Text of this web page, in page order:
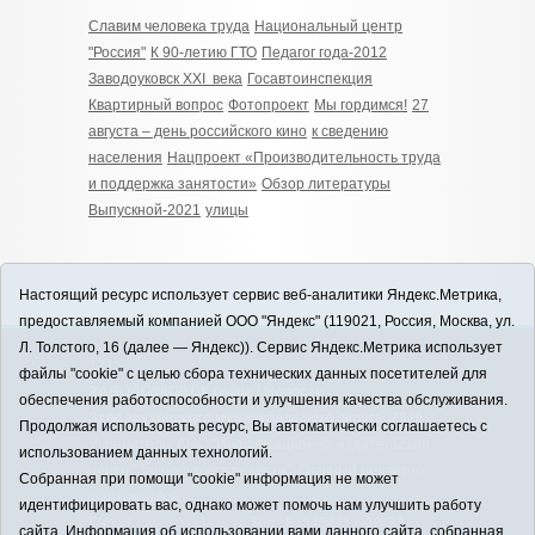
Славим человека труда Национальный центр
"Россия" К 90-летию ГТО Педагог года-2012
Заводоуковск XXI века Госавтоинспекция
Квартирный вопрос Фотопроект Мы гордимся! 27
августа – день российского кино к сведению
населения Нацпроект «Производительность труда
и поддержка занятости» Обзор литературы
Выпускной-2021 улицы
12+
ЗАВОДОУКОВСК online / Новости
Заводоуковского муниципального округа, 2026
Учредитель: АНО "Информационно-издательский
центр "Заводоуковские вести". Главный редактор:
E-mail:
zavest@obl72.ru Тел.: 8 (34542) 2-10-33
Настоящий ресурс использует сервис веб-аналитики Яндекс.Метрика,
предоставляемый компанией ООО "Яндекс" (119021, Россия, Москва, ул.
Л. Толстого, 16 (далее — Яндекс)). Сервис Яндекс.Метрика использует
файлы "cookie" с целью сбора технических данных посетителей для
обеспечения работоспособности и улучшения качества обслуживания.
Продолжая использовать ресурс, Вы автоматически соглашаетесь с
использованием данных технологий.
Собранная при помощи "cookie" информация не может
идентифицировать вас, однако может помочь нам улучшить работу
сайта. Информация об использовании вами данного сайта, собранная